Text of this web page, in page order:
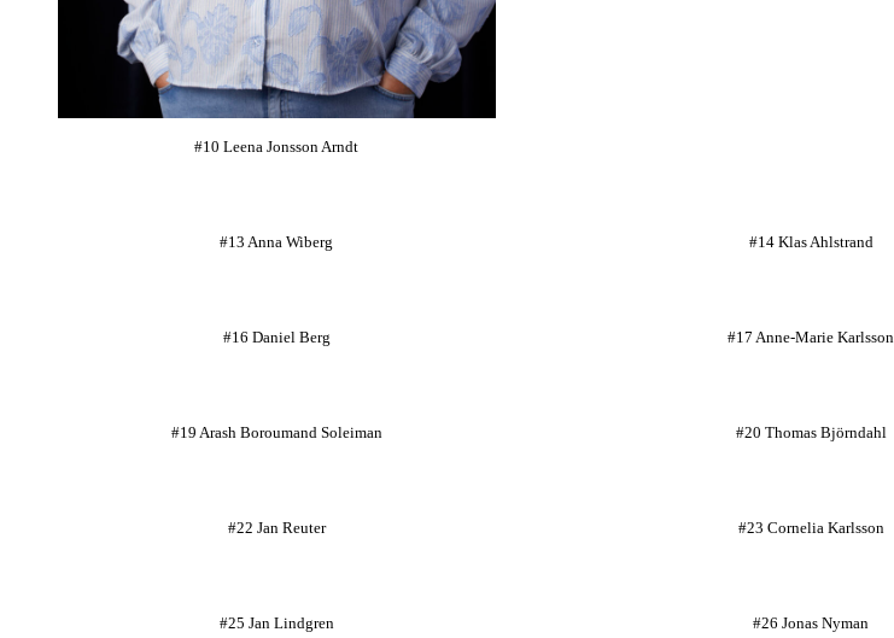
#10 Leena Jonsson Arndt
#13 Anna Wiberg #14 Klas Ahlstrand
#16 Daniel Berg #17 Anne-Marie Karlsson
#19 Arash Boroumand Soleiman #20 Thomas Björndahl
#22 Jan Reuter #23 Cornelia Karlsson
#25 Jan Lindgren #26 Jonas Nyman